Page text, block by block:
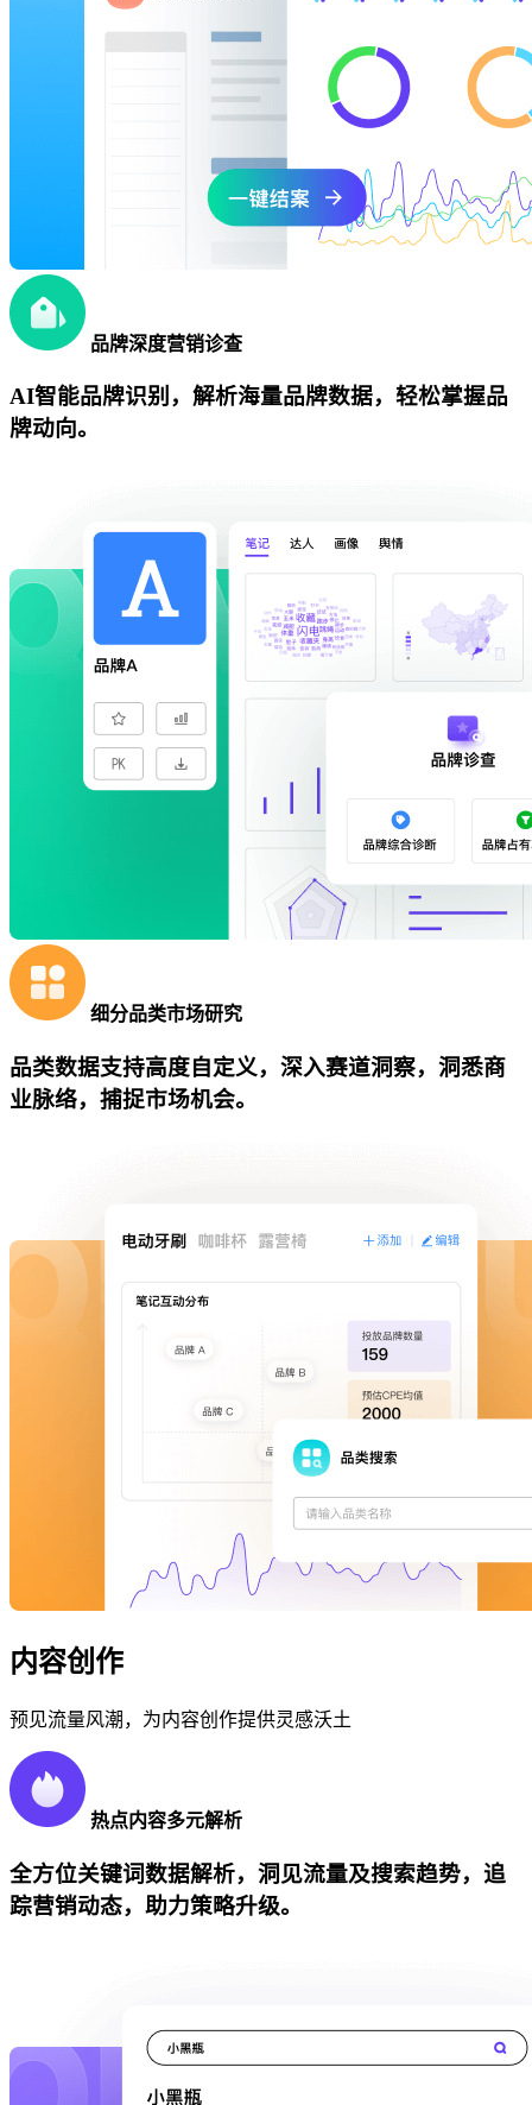
品牌深度营销诊查
AI智能品牌识别，解析海量品牌数据，轻松掌握品
牌动向。
细分品类市场研究
品类数据支持高度自定义，深入赛道洞察，洞悉商
业脉络，捕捉市场机会。
内容创作
预见流量风潮，为内容创作提供灵感沃土
热点内容多元解析
全方位关键词数据解析，洞见流量及搜索趋势，追
踪营销动态，助力策略升级。